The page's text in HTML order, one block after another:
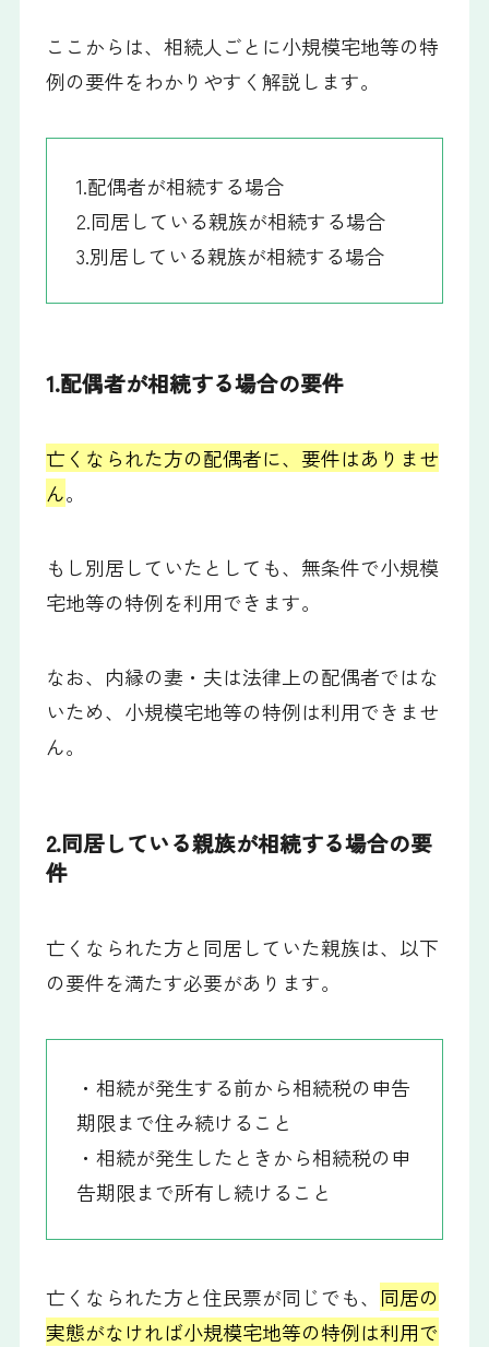
ここからは、相続人ごとに小規模宅地等の特
例の要件をわかりやすく解説します。
1.配偶者が相続する場合
2.同居している親族が相続する場合
3.別居している親族が相続する場合
1.配偶者が相続する場合の要件
亡くなられた方の配偶者に、要件はありませ
ん。
もし別居していたとしても、無条件で小規模
宅地等の特例を利用できます。
なお、内縁の妻・夫は法律上の配偶者ではな
いため、小規模宅地等の特例は利用できませ
ん。
2.同居している親族が相続する場合の要
件
亡くなられた方と同居していた親族は、以下
の要件を満たす必要があります。
・相続が発生する前から相続税の申告
期限まで住み続けること
・相続が発生したときから相続税の申
告期限まで所有し続けること
亡くなられた方と住民票が同じでも、 同居の
実態がなければ小規模宅地等の特例は利用で